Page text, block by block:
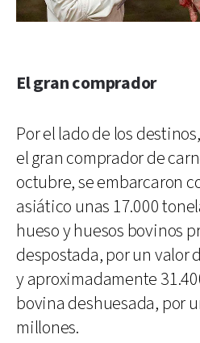
El gran comprador
Por el lado de los
el gran comprador de
octubre, se embarcaron
asiático unas 17.000
hueso y huesos bovinos
despostada, por un valor
y aproximadamente
bovina deshuesada, por
millones.